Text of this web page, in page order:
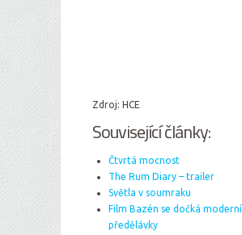
Zdroj: HCE
Související články:
Čtvrtá mocnost
The Rum Diary – trailer
Světla v soumraku
Film Bazén se dočká moderní
předělávky